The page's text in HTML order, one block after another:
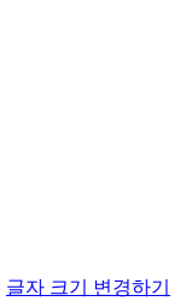
글자 크기 변경하기